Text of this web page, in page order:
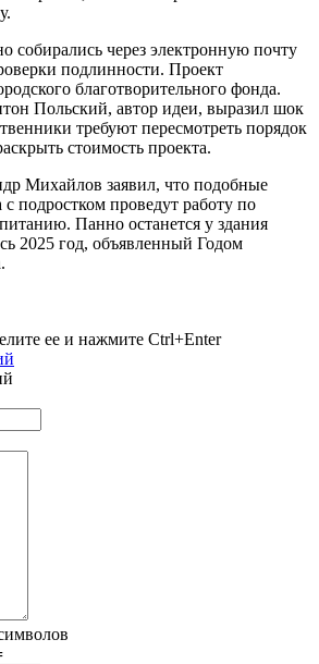
собирались через электронную почту
подлинности. Проект
благотворительного фонда.
Польский, автор идеи, выразил шок
требуют пересмотреть порядок
стоимость проекта.
Михайлов заявил, что подобные
подростком проведут работу по
Панно останется у здания
2025 год, объявленный Годом
ее и нажмите Ctrl+Enter